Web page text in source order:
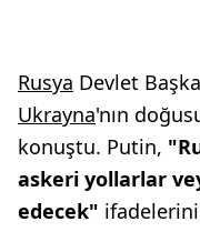
Rusya Devlet
Ukrayna'nın
konuştu. Putin,
askeri yollarlar
edecek"